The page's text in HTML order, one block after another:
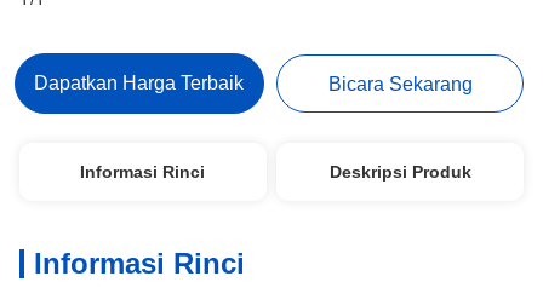
Dapatkan Harga Terbaik Bicara Sekarang
Informasi Rinci Deskripsi Produk
Informasi Rinci